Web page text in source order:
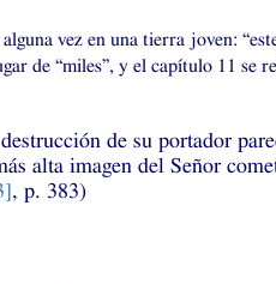
vez en una tierra joven:
de “miles”, y el capítulo 11 se
de su portador
alta imagen del Señor
, p. 383)